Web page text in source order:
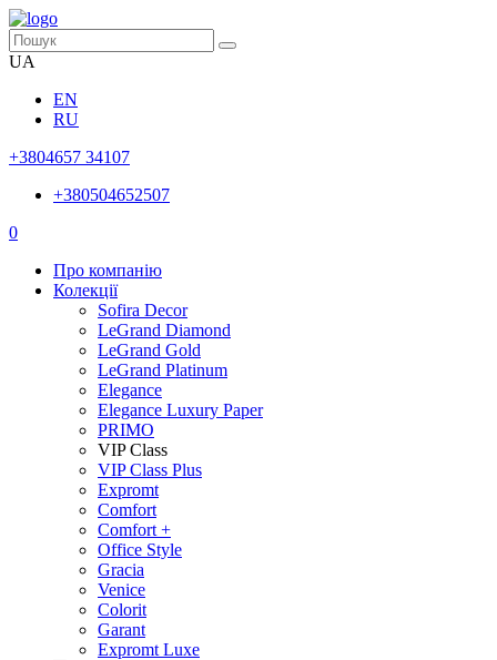
UA
EN
RU
+3804657 34107
+380504652507
0
Про компанію
Колекції
Sofira Decor
LeGrand Diamond
LeGrand Gold
LeGrand Platinum
Elegance
Elegance Luxury Paper
PRIMO
VIP Class
VIP Class Plus
Expromt
Comfort
Comfort +
Office Style
Gracia
Venice
Colorit
Garant
Expromt Luxe